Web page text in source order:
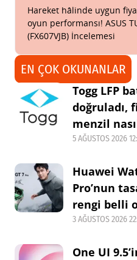
Hareket hâlinde uygun
oyun performansı! ASUS
(FX607VJB) İncelemesi
EN ÇOK OKUNANLAR
Togg LFP
doğruladı,
menzil
5 AĞUSTOS 2026
Huawei
Pro’nun
rengi belli
3 AĞUSTOS 2026
One UI